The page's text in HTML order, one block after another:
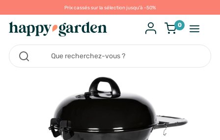
Prix cassés sur la sélection jusqu'à -50%
0